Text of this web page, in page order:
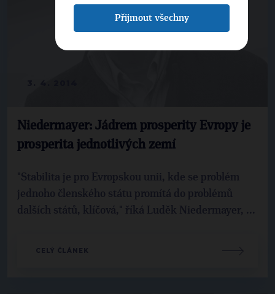
Niedermayer: Jádrem prosperity Evropy je
prosperita jednotlivých zemí
"Stabilita je pro Evropskou unii, kde se problém
jednoho členského státu promítá do problémů
dalších států, klíčová," říká Luděk Niedermayer, ...
CELÝ ČLÁNEK
Přijmout všechny